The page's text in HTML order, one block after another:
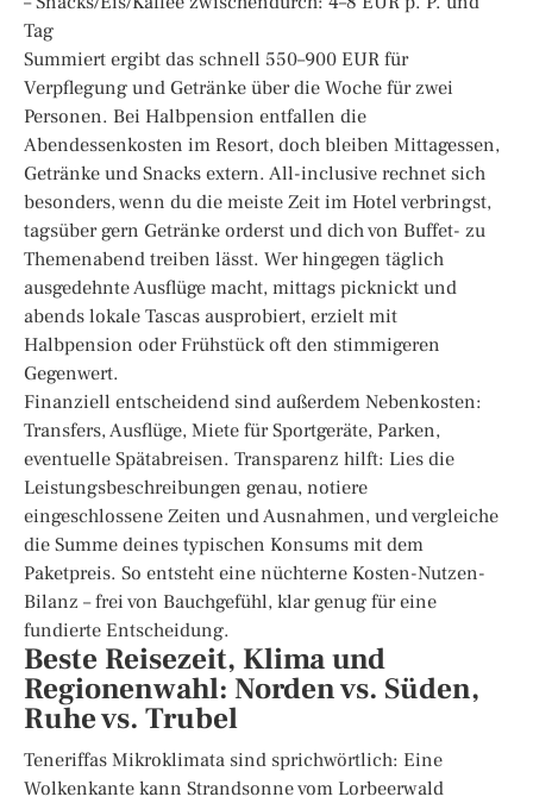
Tag
Summiert ergibt das schnell 550–900 EUR für
Verpflegung und Getränke über die Woche für zwei
Personen. Bei Halbpension entfallen die
Abendessenkosten im Resort, doch bleiben Mittagessen,
Getränke und Snacks extern. All-inclusive rechnet sich
besonders, wenn du die meiste Zeit im Hotel verbringst,
tagsüber gern Getränke orderst und dich von Buffet- zu
Themenabend treiben lässt. Wer hingegen täglich
ausgedehnte Ausflüge macht, mittags picknickt und
abends lokale Tascas ausprobiert, erzielt mit
Halbpension oder Frühstück oft den stimmigeren
Gegenwert.
Finanziell entscheidend sind außerdem Nebenkosten:
Transfers, Ausflüge, Miete für Sportgeräte, Parken,
eventuelle Spätabreisen. Transparenz hilft: Lies die
Leistungsbeschreibungen genau, notiere
eingeschlossene Zeiten und Ausnahmen, und vergleiche
die Summe deines typischen Konsums mit dem
Paketpreis. So entsteht eine nüchterne Kosten-Nutzen-
Bilanz – frei von Bauchgefühl, klar genug für eine
fundierte Entscheidung.
Beste Reisezeit, Klima und
Regionenwahl: Norden vs. Süden,
Ruhe vs. Trubel
Teneriffas Mikroklimata sind sprichwörtlich: Eine
Wolkenkante kann Strandsonne vom Lorbeerwald